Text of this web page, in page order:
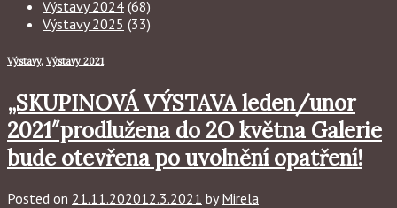
Výstavy 2024 (68)
Výstavy 2025 (33)
Výstavy, Výstavy 2021
„SKUPINOVÁ VÝSTAVA leden/unor
2021″prodlužena do 2O května Galerie
bude otevřena po uvolnění opatření!
Posted on 21.11.202012.3.2021 byMirela